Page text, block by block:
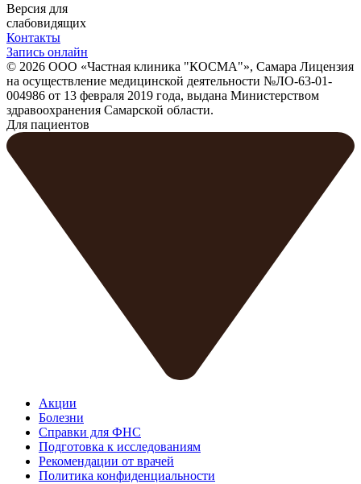
Версия для
слабовидящих
Контакты
Запись онлайн
© 2026 ООО «Частная клиника "КОСМА"», Самара Лицензия
на осуществление медицинской деятельности №ЛО-63-01-
004986 от 13 февраля 2019 года, выдана Министерством
здравоохранения Самарской области.
Для пациентов
Акции
Болезни
Справки для ФНС
Подготовка к исследованиям
Рекомендации от врачей
Политика конфиденциальности